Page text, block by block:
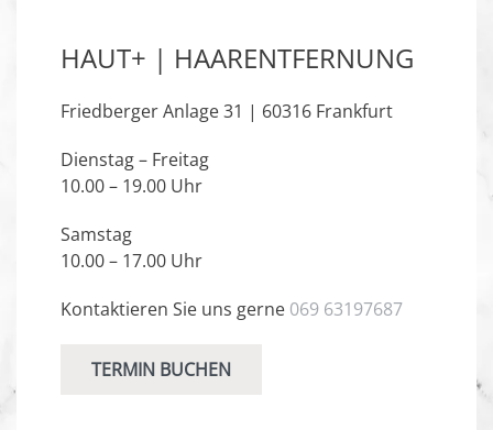
HAUT+ | HAARENTFERNUNG
Friedberger Anlage 31 | 60316 Frankfurt
Dienstag – Freitag
10.00 – 19.00 Uhr
Samstag
10.00 – 17.00 Uhr
Kontaktieren Sie uns gerne 069 63197687
TERMIN BUCHEN